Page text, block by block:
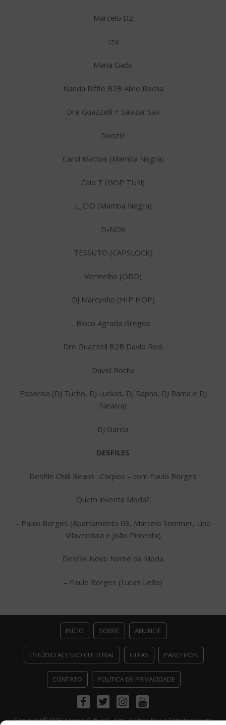
Marcelo D2
Iza
Maria Gadu
Nanda Riffle B2B Aline Rocha
Dre Guazzelli + Salazar Sax
Doozie
Carol Mattos (Mamba Negra)
Caio T (GOP TUN)
L_CIO (Mamba Negra)
D-NOX
TESSUTO (CAPSLOCK)
Vermelho (ODD)
DJ Marcynho (HIP HOP)
Bloco Agrada Gregos
Dre Guazzell B2B David Reis
David Rocha
Esbórnia (DJ Tucho, DJ Luckas, DJ Rapha, DJ Rama e DJ
Saraiva)
DJ Garcia
DESFILES
Desfile Chilli Beans . Corpos – com Paulo Borges
Quem inventa Moda?
– Paulo Borges (Apartamento 03, Marcelo Sommer, Lino
Vilaventura e João Pimenta)
Desfile Novo Nome da Moda
– Paulo Borges (Lucas Leão)
INÍCIO SOBRE ANUNCIE
ESTÚDIO ACESSO CULTURAL GUIAS PARCEIROS
CONTATO POLÍTICA DE PRIVACIDADE
FacebookTwitterInstagramYoutube
Copyright©2026 Acesso Cultural - Arte, Cultura Pop e Entretenimento